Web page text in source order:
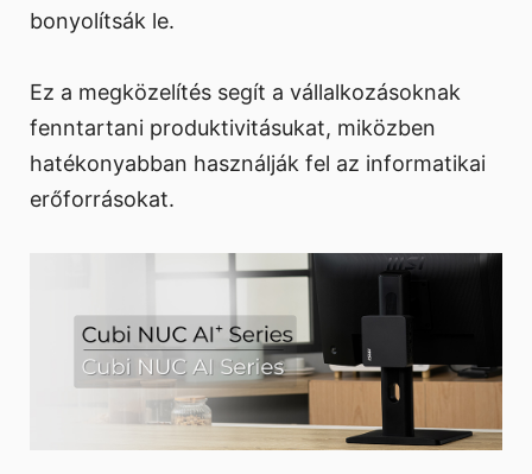
bonyolítsák le.
Ez a megközelítés segít a vállalkozásoknak
fenntartani produktivitásukat, miközben
hatékonyabban használják fel az informatikai
erőforrásokat.